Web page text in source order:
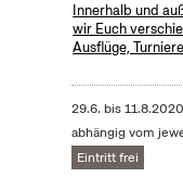
Innerhalb und
wir Euch
Ausflüge,
29.6. bis11.8.2020
abhängig vom
Eintritt frei